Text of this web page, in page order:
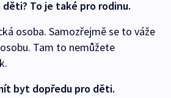
To je také pro rodinu.
osoba. Samozřejmě se to váže
Tam to nemůžete
byt dopředu pro děti.